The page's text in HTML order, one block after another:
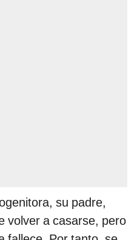
su padre,
volver a casarse, pero